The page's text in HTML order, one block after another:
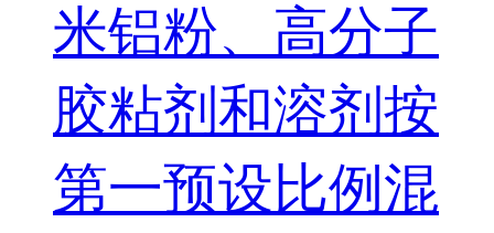
米铝粉、高分子
胶粘剂和溶剂按
第一预设比例混